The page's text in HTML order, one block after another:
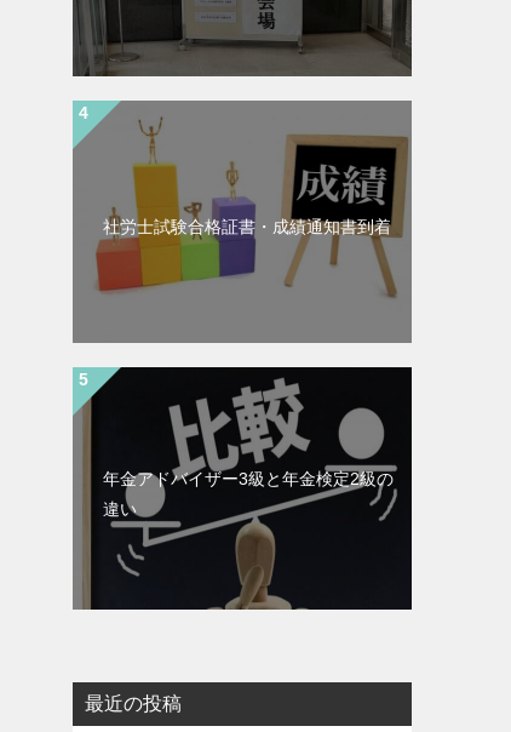
社労士試験合格証書・成績通知書到着
年金アドバイザー3級と年金検定2級の
違い
最近の投稿